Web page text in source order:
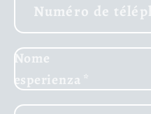
Numéro de
Nome
esperienza *